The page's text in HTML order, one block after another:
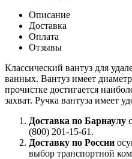
Описание
Доставка
Оплата
Отзывы
Классический вантуз для
ванных. Вантуз имеет
прочистке достигается
захват. Ручка вантуза имеет
Доставка по Барнаулу
(800) 201-15-61.
Доставку по России
выбор транспортной